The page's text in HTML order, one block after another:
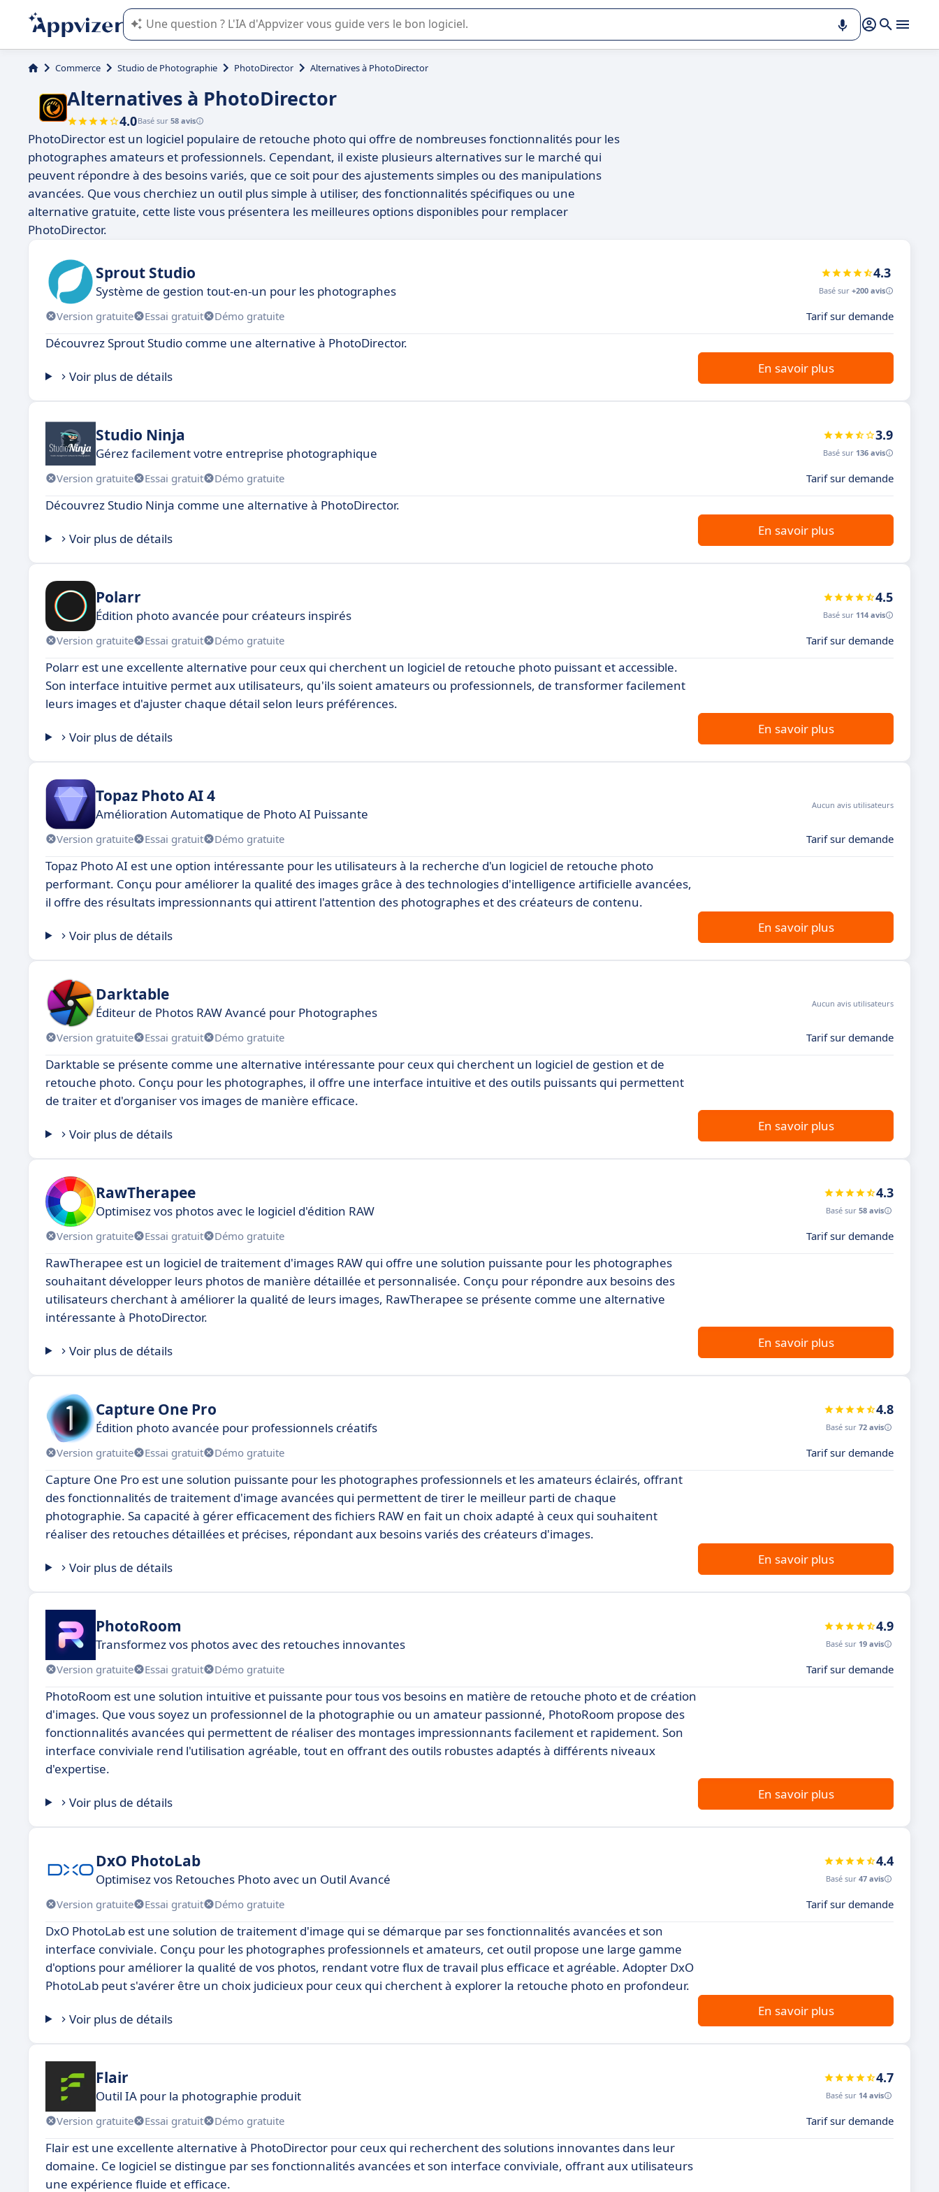
L'IA de Appvizer vous guide dans l'utilisation ou la sélection de logiciel SaaS en entreprise.
Commerce Studio de Photographie PhotoDirector Alternatives à PhotoDirector
Alternatives à PhotoDirector
4.0Basé sur 58 avis
PhotoDirector est un logiciel populaire de retouche photo qui offre de nombreuses fonctionnalités pour les
photographes amateurs et professionnels. Cependant, il existe plusieurs alternatives sur le marché qui
peuvent répondre à des besoins variés, que ce soit pour des ajustements simples ou des manipulations
avancées. Que vous cherchiez un outil plus simple à utiliser, des fonctionnalités spécifiques ou une
alternative gratuite, cette liste vous présentera les meilleures options disponibles pour remplacer
PhotoDirector.
Sprout Studio
Système de gestion tout-en-un pour les photographes
4.3
Basé sur +200 avis
Version gratuite Essai gratuit Démo gratuite Tarif sur demande
Découvrez Sprout Studio comme une alternative à PhotoDirector.
Voir plus de détails
En savoir plus
Studio Ninja
Gérez facilement votre entreprise photographique
3.9
Basé sur 136 avis
Version gratuite Essai gratuit Démo gratuite Tarif sur demande
Découvrez Studio Ninja comme une alternative à PhotoDirector.
Voir plus de détails
En savoir plus
Polarr
Édition photo avancée pour créateurs inspirés
4.5
Basé sur 114 avis
Version gratuite Essai gratuit Démo gratuite Tarif sur demande
Polarr est une excellente alternative pour ceux qui cherchent un logiciel de retouche photo puissant et accessible.
Son interface intuitive permet aux utilisateurs, qu'ils soient amateurs ou professionnels, de transformer facilement
leurs images et d'ajuster chaque détail selon leurs préférences.
Voir plus de détails
En savoir plus
Topaz Photo AI 4
Amélioration Automatique de Photo AI Puissante
Aucun avis utilisateurs
Version gratuite Essai gratuit Démo gratuite Tarif sur demande
Topaz Photo AI est une option intéressante pour les utilisateurs à la recherche d'un logiciel de retouche photo
performant. Conçu pour améliorer la qualité des images grâce à des technologies d'intelligence artificielle avancées,
il offre des résultats impressionnants qui attirent l'attention des photographes et des créateurs de contenu.
Voir plus de détails
En savoir plus
Darktable
Éditeur de Photos RAW Avancé pour Photographes
Aucun avis utilisateurs
Version gratuite Essai gratuit Démo gratuite Tarif sur demande
Darktable se présente comme une alternative intéressante pour ceux qui cherchent un logiciel de gestion et de
retouche photo. Conçu pour les photographes, il offre une interface intuitive et des outils puissants qui permettent
de traiter et d'organiser vos images de manière efficace.
Voir plus de détails
En savoir plus
RawTherapee
Optimisez vos photos avec le logiciel d'édition RAW
4.3
Basé sur 58 avis
Version gratuite Essai gratuit Démo gratuite Tarif sur demande
RawTherapee est un logiciel de traitement d'images RAW qui offre une solution puissante pour les photographes
souhaitant développer leurs photos de manière détaillée et personnalisée. Conçu pour répondre aux besoins des
utilisateurs cherchant à améliorer la qualité de leurs images, RawTherapee se présente comme une alternative
intéressante à PhotoDirector.
Voir plus de détails
En savoir plus
Capture One Pro
Édition photo avancée pour professionnels créatifs
4.8
Basé sur 72 avis
Version gratuite Essai gratuit Démo gratuite Tarif sur demande
Capture One Pro est une solution puissante pour les photographes professionnels et les amateurs éclairés, offrant
des fonctionnalités de traitement d'image avancées qui permettent de tirer le meilleur parti de chaque
photographie. Sa capacité à gérer efficacement des fichiers RAW en fait un choix adapté à ceux qui souhaitent
réaliser des retouches détaillées et précises, répondant aux besoins variés des créateurs d'images.
Voir plus de détails
En savoir plus
PhotoRoom
Transformez vos photos avec des retouches innovantes
4.9
Basé sur 19 avis
Version gratuite Essai gratuit Démo gratuite Tarif sur demande
PhotoRoom est une solution intuitive et puissante pour tous vos besoins en matière de retouche photo et de création
d'images. Que vous soyez un professionnel de la photographie ou un amateur passionné, PhotoRoom propose des
fonctionnalités avancées qui permettent de réaliser des montages impressionnants facilement et rapidement. Son
interface conviviale rend l'utilisation agréable, tout en offrant des outils robustes adaptés à différents niveaux
d'expertise.
Voir plus de détails
En savoir plus
DxO PhotoLab
Optimisez vos Retouches Photo avec un Outil Avancé
4.4
Basé sur 47 avis
Version gratuite Essai gratuit Démo gratuite Tarif sur demande
DxO PhotoLab est une solution de traitement d'image qui se démarque par ses fonctionnalités avancées et son
interface conviviale. Conçu pour les photographes professionnels et amateurs, cet outil propose une large gamme
d'options pour améliorer la qualité de vos photos, rendant votre flux de travail plus efficace et agréable. Adopter DxO
PhotoLab peut s'avérer être un choix judicieux pour ceux qui cherchent à explorer la retouche photo en profondeur.
Voir plus de détails
En savoir plus
Flair
Outil IA pour la photographie produit
4.7
Basé sur 14 avis
Version gratuite Essai gratuit Démo gratuite Tarif sur demande
Flair est une excellente alternative à PhotoDirector pour ceux qui recherchent des solutions innovantes dans leur
domaine. Ce logiciel se distingue par ses fonctionnalités avancées et son interface conviviale, offrant aux utilisateurs
une expérience fluide et efficace.